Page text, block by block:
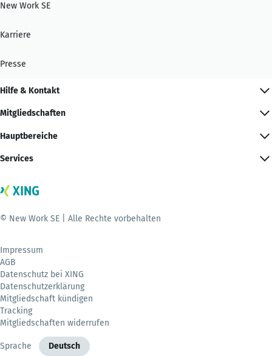
New Work SE
Karriere
Presse
Hilfe & Kontakt
Mitgliedschaften
Hauptbereiche
Services
© New Work SE | Alle Rechte vorbehalten
Impressum
AGB
Datenschutz bei XING
Datenschutzerklärung
Mitgliedschaft kündigen
Tracking
Mitgliedschaften widerrufen
Sprache Deutsch